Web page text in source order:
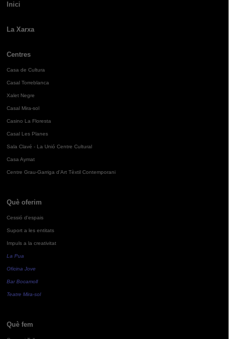
Inici
La Xarxa
Centres
Casa de Cultura
Casal Torreblanca
Xalet Negre
Casal Mira-sol
Casino La Floresta
Casal Les Planes
Sala Clavé - La Unió Centre Cultural
Casa Aymat
Centre Grau-Garriga d'Art Tèxtil Contemporani
Què oferim
Cessió d'espais
Suport a les entitats
Impuls a la creativitat
La Pua
Oficina Jove
Bar Bocamoll
Teatre Mira-sol
Què fem